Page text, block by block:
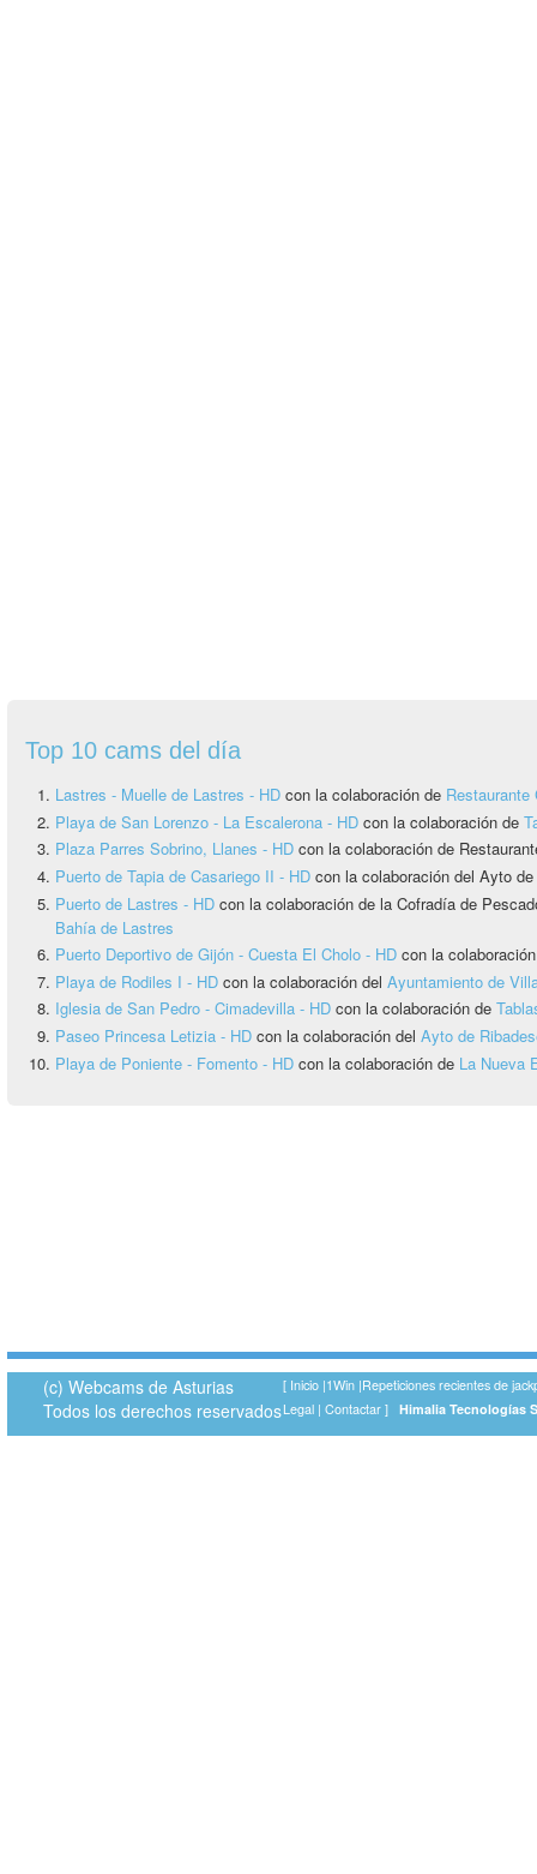
Top 10 cams del día
Lastres - Muelle de Lastres - HD con la colaboración de
Playa de San Lorenzo - La Escalerona - HD con la colaboración de
Plaza Parres Sobrino, Llanes - HD con la colaboración de
Puerto de Tapia de Casariego II - HD con la colaboración del Ayto
Puerto de Lastres - HD con la colaboración de la Cofradía de
Bahía de Lastres
Puerto Deportivo de Gijón - Cuesta El Cholo - HD con la
Playa de Rodiles I - HD con la colaboración del Ayuntamiento de
Iglesia de San Pedro - Cimadevilla - HD con la colaboración de
Paseo Princesa Letizia - HD con la colaboración del Ayto de
Playa de Poniente - Fomento - HD con la colaboración de La Nueva
(c) Webcams de Asturias
Todos los derechos reservados
[ Inicio |1Win |Repeticiones recientes de
Legal | Contactar ] Himalia Tecnologías